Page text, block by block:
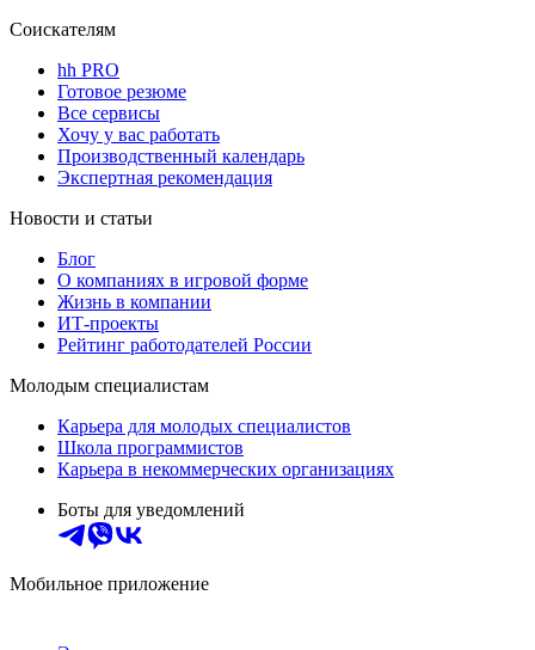
Соискателям
hh PRO
Готовое резюме
Все сервисы
Хочу у вас работать
Производственный календарь
Экспертная рекомендация
Новости и статьи
Блог
О компаниях в игровой форме
Жизнь в компании
ИТ-проекты
Рейтинг работодателей России
Молодым специалистам
Карьера для молодых специалистов
Школа программистов
Карьера в некоммерческих организациях
Боты для уведомлений
Мобильное приложение